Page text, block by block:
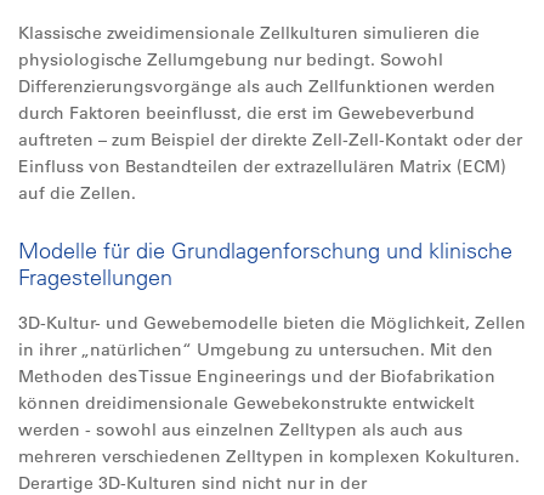
Klassische zweidimensionale Zellkulturen simulieren die
physiologische Zellumgebung nur bedingt. Sowohl
Differenzierungsvorgänge als auch Zellfunktionen werden
durch Faktoren beeinflusst, die erst im Gewebeverbund
auftreten – zum Beispiel der direkte Zell-Zell-Kontakt oder der
Einfluss von Bestandteilen der extrazellulären Matrix (ECM)
auf die Zellen.
Modelle für die Grundlagenforschung und klinische
Fragestellungen
3D-Kultur- und Gewebemodelle bieten die Möglichkeit, Zellen
in ihrer „natürlichen“ Umgebung zu untersuchen. Mit den
Methoden des Tissue Engineerings und der Biofabrikation
können dreidimensionale Gewebekonstrukte entwickelt
werden - sowohl aus einzelnen Zelltypen als auch aus
mehreren verschiedenen Zelltypen in komplexen Kokulturen.
Derartige 3D-Kulturen sind nicht nur in der